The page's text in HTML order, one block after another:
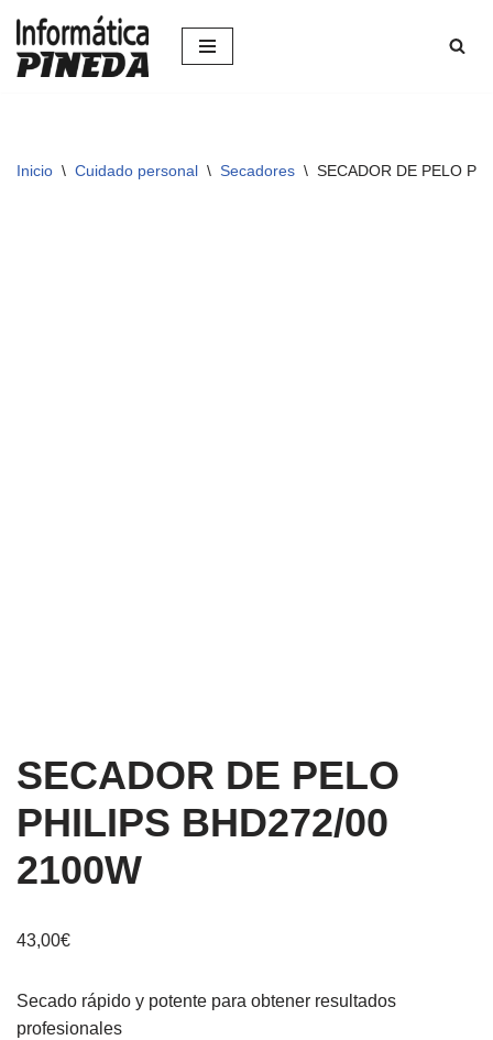
Saltar
Inicio \ Cuidado personal \ Secadores \ SECADOR DE PELO
SECADOR DE PELO
PHILIPS BHD272/00
2100W
43,00€
Secado rápido y potente para obtener resultados
profesionales